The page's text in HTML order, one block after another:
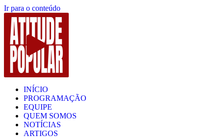
Ir para o conteúdo
INÍCIO
PROGRAMAÇÃO
EQUIPE
QUEM SOMOS
NOTÍCIAS
ARTIGOS